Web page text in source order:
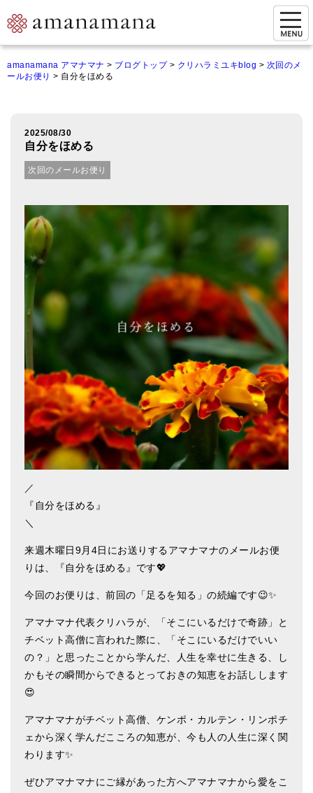
ご来店&購入
オンライン相談&購入
倍音呼吸法レッスン
オンラインショップ
商品一覧
アマナマナのシンギングボウル
チベット・シンギングボウル
新・鍛造スペシャル
マンダラ彫（黒・渋金）
人気の3点セット
特大シンギングボウル・特殊柄
アマナマナのティンシャ
プレミアム・ティンシャ（L・M）
ベーシック・ティンシャ（4種）
ティンシャケース
チベット・真マントラ香
チベット高僧のオラクルカード
ベル＆ドルジェ
シンギングボウル入門本・CD
amanamana アマナマナ > ブログトップ> クリハラミユキblog > 次回のメ
ールお便り > 自分をほめる
2025/08/30
自分をほめる
次回のメールお便り
／
『自分をほめる』
＼
来週木曜日9月4日にお送りするアマナマナのメールお便
りは、『自分をほめる』です💖
今回のお便りは、前回の「足るを知る」の続編です😉✨
アマナマナ代表クリハラが、「そこにいるだけで奇跡」と
チベット高僧に言われた際に、「そこにいるだけでいい
の？」と思ったことから学んだ、人生を幸せに生きる、し
かもその瞬間からできるとっておきの知恵をお話しします
😍
アマナマナがチベット高僧、ケンポ・カルテン・リンポチ
ェから深く学んだこころの知恵が、今も人の人生に深く関
わります✨
ぜひアマナマナにご縁があった方へアマナマナから愛をこ